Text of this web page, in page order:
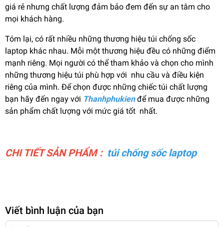
giá rẻ nhưng chất lượng đảm bảo đem đến sự an tâm cho
mọi khách hàng.
Tóm lại, có rất nhiều những thương hiệu túi chống sốc
laptop khác nhau. Mỗi một thương hiệu đều có những điểm
mạnh riêng. Mọi người có thể tham khảo và chọn cho mình
những thương hiệu túi phù hợp với nhu cầu và điều kiện
riêng của mình. Để chọn được những chiếc túi chất lượng
bạn hãy đến ngay với Thanhphukienđể mua được những
sản phẩm chất lượng với mức giá tốt nhất.
CHI TIẾT SẢN PHẨM : túi chống sốc laptop
Viết bình luận của bạn